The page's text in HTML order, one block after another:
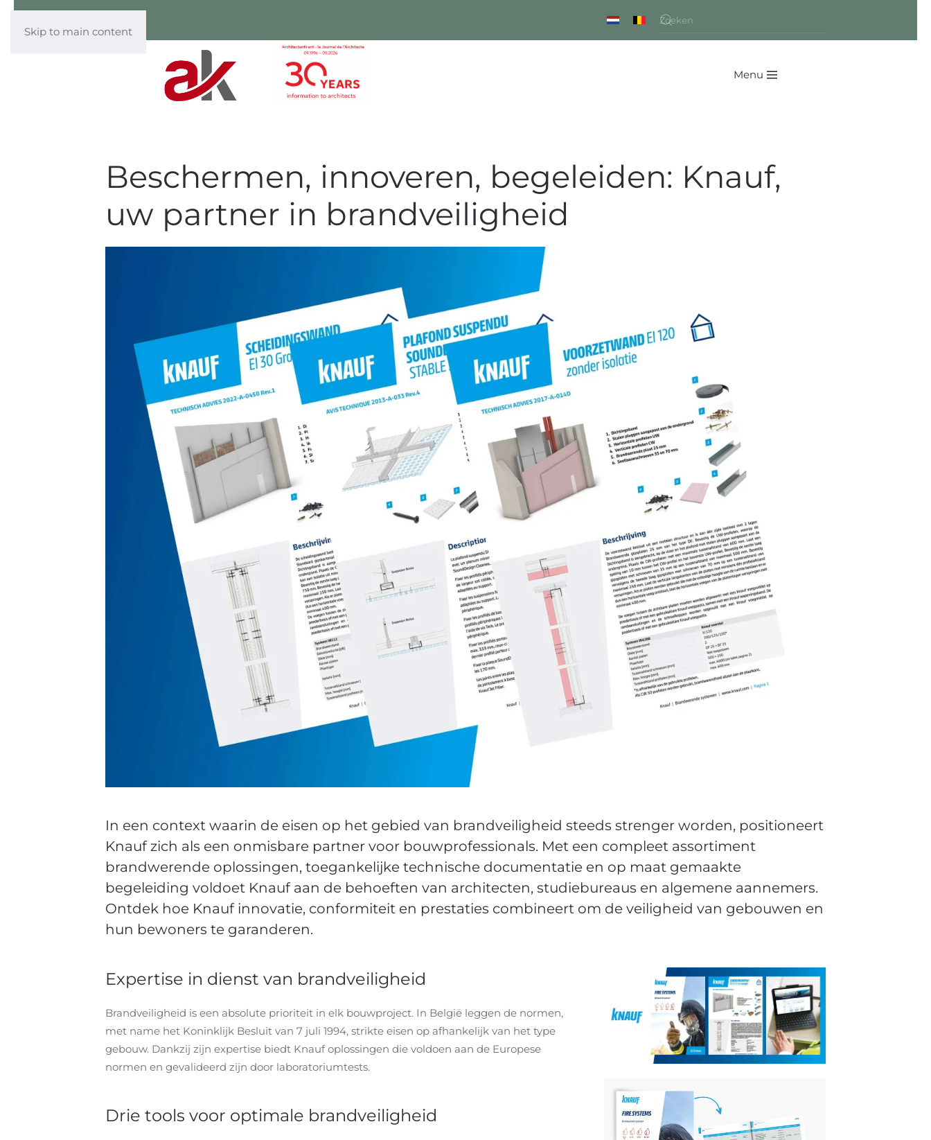
Skip to main content
Menu
Beschermen, innoveren, begeleiden: Knauf,
uw partner in brandveiligheid
In een context waarin de eisen op het gebied van brandveiligheid steeds strenger worden, positioneert
Knauf zich als een onmisbare partner voor bouwprofessionals. Met een compleet assortiment
brandwerende oplossingen, toegankelijke technische documentatie en op maat gemaakte
begeleiding voldoet Knauf aan de behoeften van architecten, studiebureaus en algemene aannemers.
Ontdek hoe Knauf innovatie, conformiteit en prestaties combineert om de veiligheid van gebouwen en
hun bewoners te garanderen.
Expertise in dienst van brandveiligheid
Brandveiligheid is een absolute prioriteit in elk bouwproject. In België leggen de normen,
met name het Koninklijk Besluit van 7 juli 1994, strikte eisen op afhankelijk van het type
gebouw. Dankzij zijn expertise biedt Knauf oplossingen die voldoen aan de Europese
normen en gevalideerd zijn door laboratoriumtests.
Drie tools voor optimale brandveiligheid